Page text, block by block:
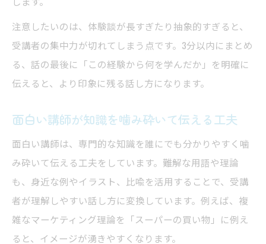
注意したいのは、体験談が長すぎたり抽象的すぎると、
受講者の集中力が切れてしまう点です。3分以内にまとめ
る、話の最後に「この経験から何を学んだか」を明確に
伝えると、より印象に残る話し方になります。
面白い講師が知識を噛み砕いて伝える工夫
面白い講師は、専門的な知識を誰にでも分かりやすく噛
み砕いて伝える工夫をしています。難解な用語や理論
も、身近な例やイラスト、比喩を活用することで、受講
者が理解しやすい話し方に変換しています。例えば、複
雑なマーケティング理論を「スーパーの買い物」に例え
ると、イメージが湧きやすくなります。